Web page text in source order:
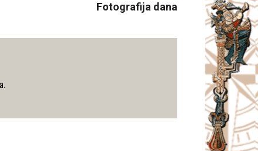
Fotografija dana